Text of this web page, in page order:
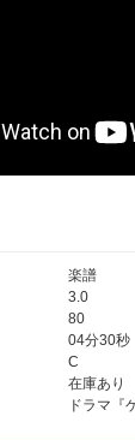
楽譜
3.0
80
04分30秒
C
在庫あり
ドラマ『